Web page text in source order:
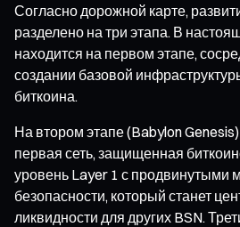
Согласно дорожной карте,
разделено на три этапа. В
находится на первом этапе,
создании базовой
биткоина.
На втором этапе (Babylon
первая сеть, защищенная
уровень Layer 1 с продвинутыми
безопасности, который станет
ликвидности для других BSN.